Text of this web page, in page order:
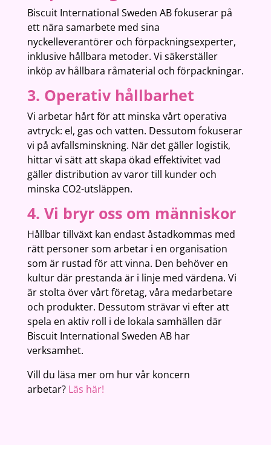
Biscuit International Sweden AB fokuserar på
ett nära samarbete med sina
nyckelleverantörer och förpackningsexperter,
inklusive hållbara metoder. Vi säkerställer
inköp av hållbara råmaterial och förpackningar.
3. Operativ hållbarhet
Vi arbetar hårt för att minska vårt operativa
avtryck: el, gas och vatten. Dessutom fokuserar
vi på avfallsminskning. När det gäller logistik,
hittar vi sätt att skapa ökad effektivitet vad
gäller distribution av varor till kunder och
minska CO2-utsläppen.
4. Vi bryr oss om människor
Hållbar tillväxt kan endast åstadkommas med
rätt personer som arbetar i en organisation
som är rustad för att vinna. Den behöver en
kultur där prestanda är i linje med värdena. Vi
är stolta över vårt företag, våra medarbetare
och produkter. Dessutom strävar vi efter att
spela en aktiv roll i de lokala samhällen där
Biscuit International Sweden AB har
verksamhet.
Vill du läsa mer om hur vår koncern
arbetar? Läs här!